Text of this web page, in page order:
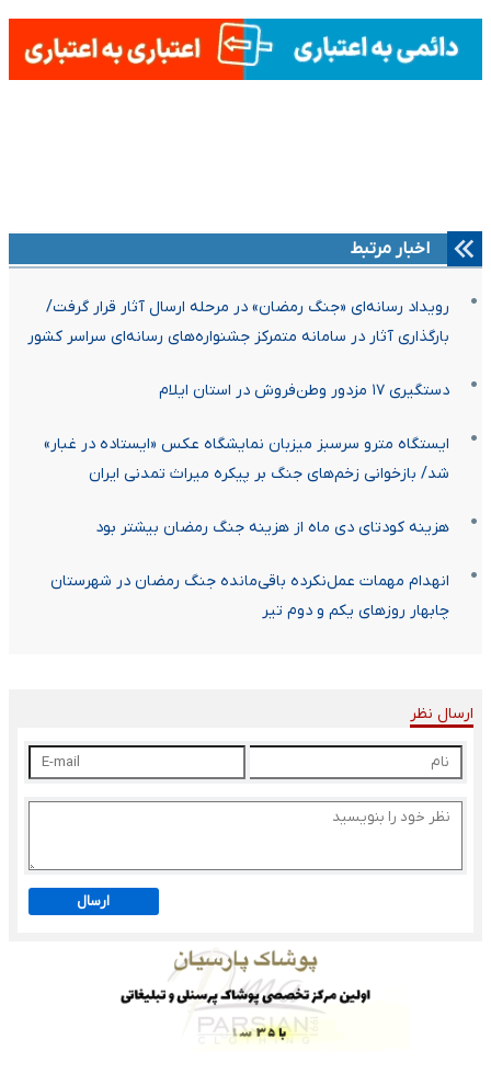
اخبار مرتبط
رویداد رسانه‌ای «جنگ رمضان» در مرحله ارسال آثار قرار گرفت/
بارگذاری آثار در سامانه متمرکز جشنواره‌های رسانه‌ای سراسر کشور
دستگیری ۱۷ مزدور وطن‌فروش در استان ایلام
ایستگاه مترو سرسبز میزبان نمایشگاه عکس «ایستاده در غبار»
شد/ بازخوانی زخم‌های جنگ بر پیکره میراث تمدنی ایران
هزینه‌ کودتای دی ماه از هزینه جنگ رمضان بیشتر بود
انهدام مهمات عمل‌نکرده باقی‌مانده جنگ رمضان در شهرستان
چابهار روزهای یکم و دوم تیر
ارسال نظر
ارسال